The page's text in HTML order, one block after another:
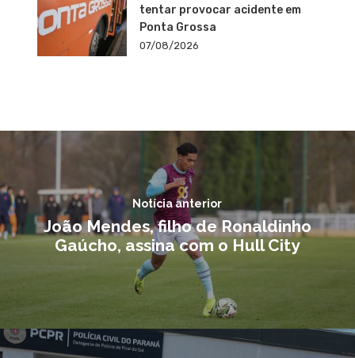
tentar provocar acidente em
Ponta Grossa
07/08/2026
Notícia anterior
João Mendes, filho de Ronaldinho
Gaúcho, assina com o Hull City